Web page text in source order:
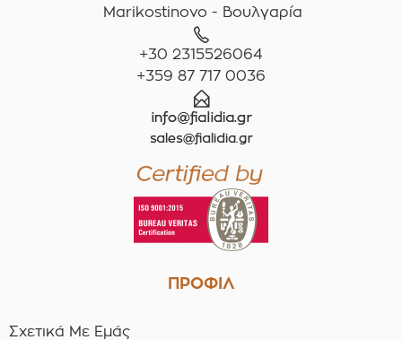
Marikostinovo - Βουλγαρία
+30 2315526064
+359 87 717 0036
ΠΡΟΦΙΛ
Σχετικά Με Εμάς